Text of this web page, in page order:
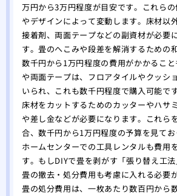
万円から3万円程度が目安です。これら
やデザインによって変動します。床材以
接着剤、両面テープなどの副資材が必要
す。畳のへこみや段差を解消するための
数千円から1万円程度の費用がかかるこ
や両面テープは、フロアタイルやクッシ
いられ、これも数千円程度で購入可能で
床材をカットするためのカッターやハサ
や差し金などが必要になります。これら
合、数千円から1万円程度の予算を見てお
ホームセンターでの工具レンタルも費用
す。もしDIYで畳を剥がす「張り替え工法
畳の撤去・処分費用も考慮に入れる必要
畳の処分費用は、一枚あたり数百円から